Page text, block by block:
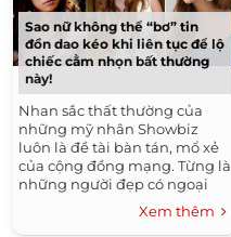
Sao nữ không thể “bơ” tin
đồn dao kéo khi liên tục để lộ
chiếc cằm nhọn bất thường
này!
Nhan sắc thất thường của
những mỹ nhân Showbiz
luôn là đề tài bàn tán, mổ xẻ
của cộng đồng mạng. Từng là
những người đẹp có ngoại
hình nổi trội tuy nhiên do lạm
Xem thêm